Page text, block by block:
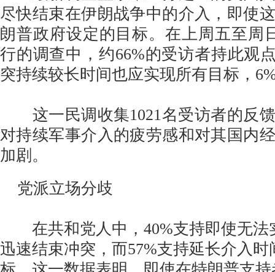
尽快结束在伊朗战争中的介入，即使
朗普政府设定的目标。在上周五至周
行的调查中，约66%的受访者持此观
突持续较长时间也应实现所有目标，
这一民调收集1021名受访者的反
对持续军事介入的疲劳感和对其国内
加剧。
党派立场分歧
在共和党人中，40%支持即使无法
迅速结束冲突，而57%支持延长介入